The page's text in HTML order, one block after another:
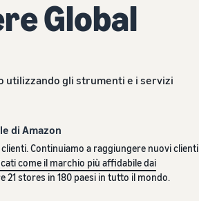
Global
utilizzando gli strumenti e i servizi
di Amazon
Continuiamo a raggiungere nuovi clienti
come il marchio più affidabile dai
21 stores in 180 paesi in tutto il mondo.